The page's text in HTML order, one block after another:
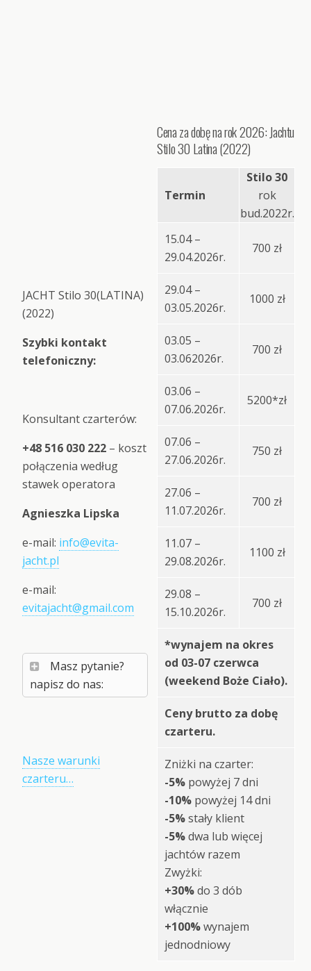
JACHT Stilo 30(LATINA)
(2022)
Szybki kontakt
telefoniczny:
Konsultant czarterów:
+48 516 030 222 – koszt
połączenia według
stawek operatora
Agnieszka Lipska
e-mail: info@evita-
jacht.pl
e-mail:
evitajacht@gmail.com
Masz pytanie?
napisz do nas:
Nasze warunki
czarteru…
Cena za dobę na rok 2026: Jachtu
Stilo 30 Latina (2022)
Termin
Stilo 30
rok
bud.2022r.
15.04 –
29.04.2026r.
700 zł
29.04 –
03.05.2026r.
1000 zł
03.05 –
03.062026r.
700 zł
03.06 –
07.06.2026r.
5200*zł
07.06 –
27.06.2026r.
750 zł
27.06 –
11.07.2026r.
700 zł
11.07 –
29.08.2026r.
1100 zł
29.08 –
15.10.2026r.
700 zł
*wynajem na okres
od 03-07 czerwca
(weekend Boże Ciało).
Ceny brutto za dobę
czarteru.
Zniżki na czarter:
-5% powyżej 7 dni
-10% powyżej 14 dni
-5%stały klient
-5%dwa lub więcej
jachtów razem
Zwyżki:
+30%do 3 dób
włącznie
+100%wynajem
jednodniowy